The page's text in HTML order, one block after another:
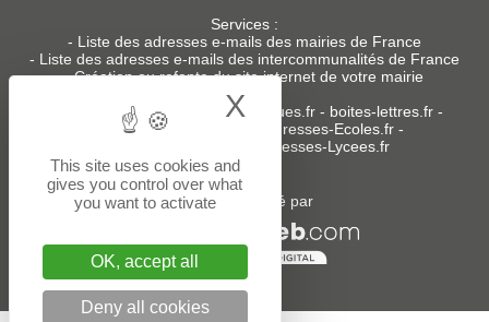
Services :
- Liste des adresses e-mails des mairies de France
- Liste des adresses e-mails des intercommunalités de France
-Création ou refonte du site internet de votre mairie
Sites partenaires: donneespubliques.fr - boites-lettres.fr -
bureaux.boites-lettres.fr
Adresses-Ecoles.fr -
Adresses-Lycees.fr
Un service édité par
This site uses cookies and
gives you control over what
you want to activate
OK, accept all
Deny all cookies
X Hide cookie